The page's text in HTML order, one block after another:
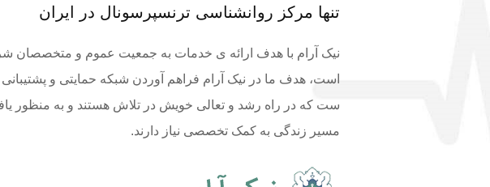
تنها مركز روانشناسی ترنسپرسونال در ايران
نیک آرام با هدف ارائه ی خدمات به جمعیت عموم و متخصصان
است، هدف ما در نیک آرام فراهم آوردن شبکه حمایتی و
ست که در راه رشد و تعالی خویش در تلاش هستند و به منظور
مسیر زندگی به کمک تخصصی نیاز دارند.